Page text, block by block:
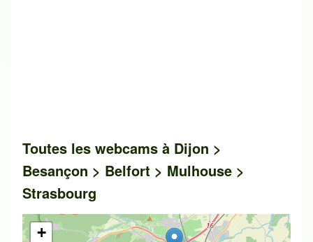
Toutes les webcams à Dijon >
Besançon > Belfort > Mulhouse >
Strasbourg
+